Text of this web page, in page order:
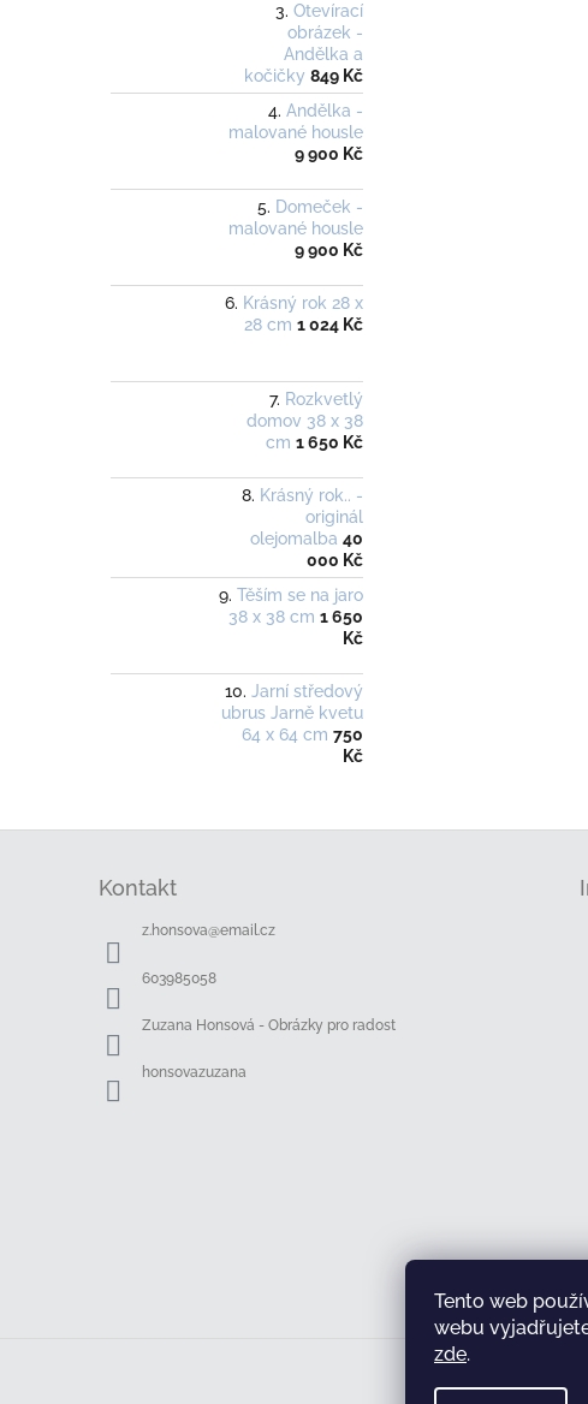
Tento web
webu
zde.
Otevírací
obrázek -
Andělka a
kočičky 849 Kč
Andělka -
malované housle
9 900 Kč
Domeček -
malované housle
9 900 Kč
Krásný rok 28 x
28 cm 1 024 Kč
Rozkvetlý
domov 38 x 38
cm 1 650 Kč
Krásný rok.. -
originál
olejomalba 40
000 Kč
Těším se na jaro
38 x 38 cm 1 650
Kč
Jarní středový
ubrus Jarně kvetu
64 x 64 cm 750
Kč
Kontakt
z.honsova@email.cz
603985058
Zuzana Honsová - Obrázky pro radost
honsovazuzana